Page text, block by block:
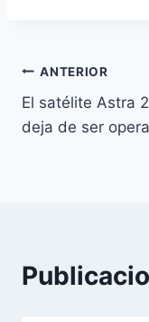
Navegación
de
ANTERIOR
El satélite Astra
deja de ser